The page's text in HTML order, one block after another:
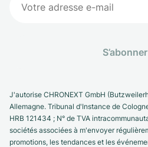
S’abonner
J'autorise CHRONEXT GmbH
Allemagne. Tribunal d'Instance de
HRB 121434 ; N° de TVA
sociétés associées à m'envoyer
promotions, les tendances et les